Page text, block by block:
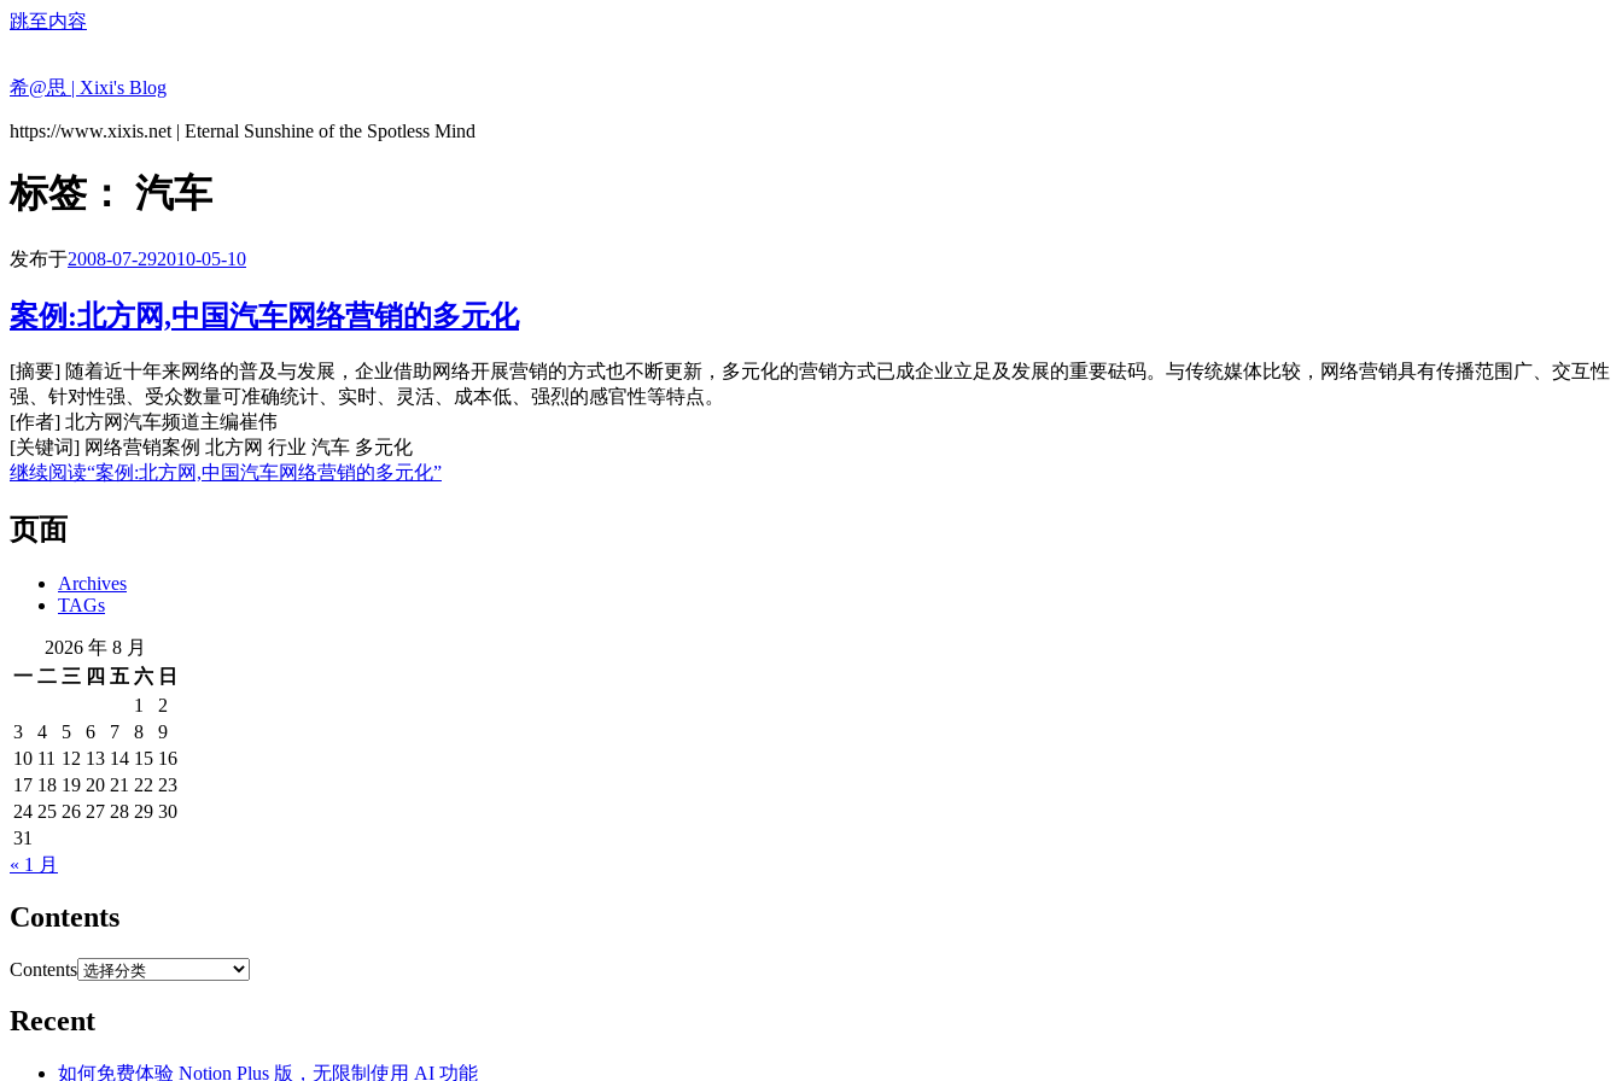
跳至内容
希@思 | Xixi's Blog
https://www.xixis.net | Eternal Sunshine of the Spotless Mind
标签： 汽车
发布于2008-07-292010-05-10
案例:北方网,中国汽车网络营销的多元化
[摘要] 随着近十年来网络的普及与发展，企业借助网络开展营销的方式也不断更新，多元化的营销方式已成企业立足及发展的重要砝码。与传统媒体比较，网络营销具有传播范围广、交互性
强、针对性强、受众数量可准确统计、实时、灵活、成本低、强烈的感官性等特点。
[作者] 北方网汽车频道主编崔伟
[关键词] 网络营销案例 北方网 行业 汽车 多元化
继续阅读“案例:北方网,中国汽车网络营销的多元化”
页面
Archives
TAGs
2026 年 8 月
一 二 三 四 五 六 日
1
2
3
4 5 6 7 8
9
10 11 12 13 14 15 16
17 18 19 20 21 22 23
24 25 26 27 28 29 30
31
« 1 月
Contents
Contents
Recent
如何免费体验 Notion Plus 版，无限制使用 AI 功能